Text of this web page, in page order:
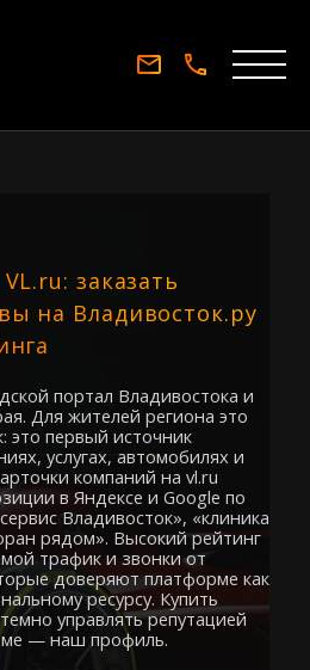
заказать
на Владивосток.ру
портал Владивостока и
Для жителей региона это
это первый источник
услугах, автомобилях и
компаний на vl.ru
в Яндексе и Google по
Владивосток», «клиника
рядом». Высокий рейтинг
трафик и звонки от
доверяют платформе как
ресурсу. Купить
управлять репутацией
— наш профиль.